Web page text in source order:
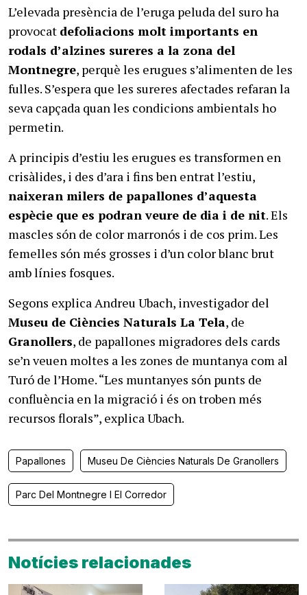
L’elevada presència de l’eruga peluda del suro ha
provocat defoliacions molt importants en
rodals d’alzines sureres a la zona del
Montnegre, perquè les erugues s’alimenten de les
fulles. S’espera que les sureres afectades refaran la
seva capçada quan les condicions ambientals ho
permetin.
A principis d’estiu les erugues es transformen en
crisàlides, i des d’ara i fins ben entrat l’estiu,
naixeran milers de papallones d’aquesta
espècie que es podran veure de dia i de nit. Els
mascles són de color marronós i de cos prim. Les
femelles són més grosses i d’un color blanc brut
amb línies fosques.
Segons explica Andreu Ubach, investigador del
Museu de Ciències Naturals La Tela, de
Granollers, de papallones migradores dels cards
se’n veuen moltes a les zones de muntanya com al
Turó de l’Home. “Les muntanyes són punts de
confluència en la migració i és on troben més
recursos florals”, explica Ubach.
Papallones Museu De Ciències Naturals De Granollers
Parc Del Montnegre I El Corredor
Notícies relacionades